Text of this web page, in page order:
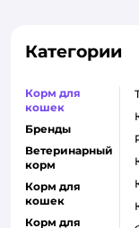
Категории
Корм для
кошек
Бренды
Ветеринарный
корм
Корм для
кошек
Корм для